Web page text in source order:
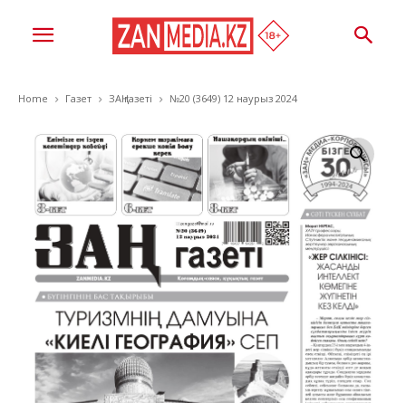
Home Газет ЗАҢ газеті №20 (3649) 12 наурыз 2024